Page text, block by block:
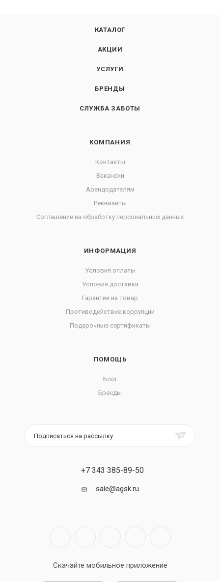
КАТАЛОГ
АКЦИИ
УСЛУГИ
БРЕНДЫ
СЛУЖБА ЗАБОТЫ
КОМПАНИЯ
Контакты
Вакансии
Арендодателям
Реквизиты
Соглашение на обработку персональных данных
ИНФОРМАЦИЯ
Условия оплаты
Условия доставки
Гарантия на товар
Противодействие коррупции
Подарочные сертификаты
ПОМОЩЬ
Блог
Бренды
Подписаться на рассылку
+7 343 385-89-50
sale@agsk.ru
Скачайте мобильное приложение